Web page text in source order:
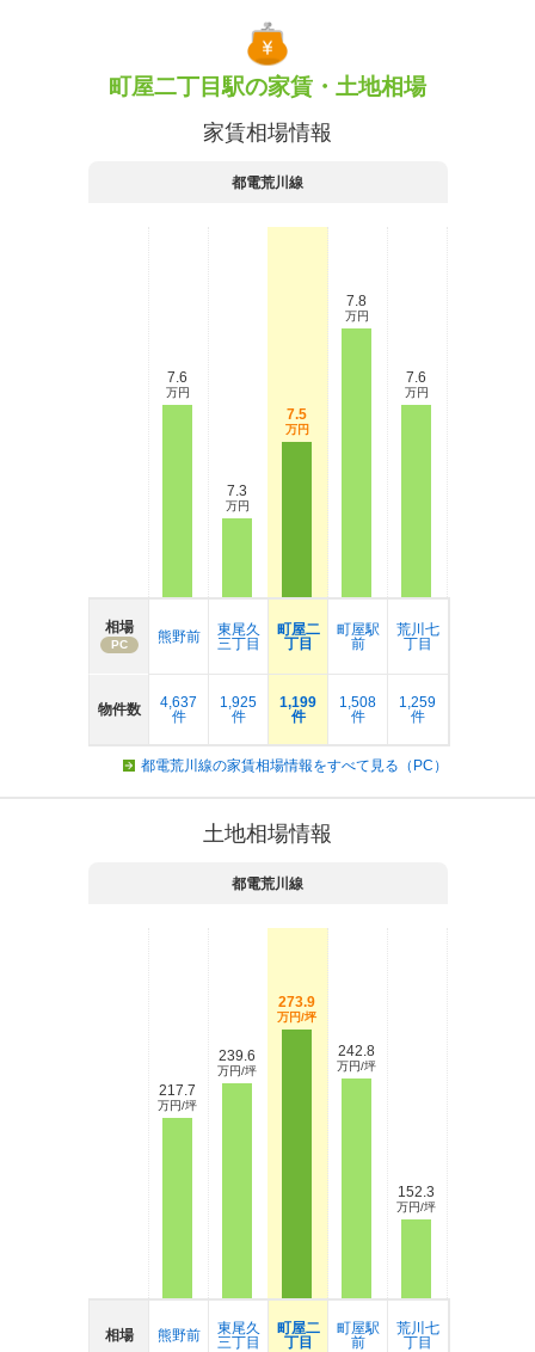
町屋二丁目駅の家賃・土地相場
家賃相場情報
都電荒川線
相場
PC
物件数
7.6
万円
熊野前
4,637
件
7.3
万円
東尾久
三丁目
1,925
件
7.5
万円
町屋二
丁目
1,199
件
7.8
万円
町屋駅
前
1,508
件
7.6
万円
荒川七
丁目
1,259
件
都電荒川線の家賃相場情報をすべて見る（PC）
土地相場情報
都電荒川線
相場
217.7
万円/坪
熊野前
239.6
万円/坪
東尾久
三丁目
273.9
万円/坪
町屋二
丁目
242.8
万円/坪
町屋駅
前
152.3
万円/坪
荒川七
丁目